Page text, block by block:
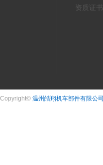
资质证书
Copyright© 温州皓翔机车部件有限公司